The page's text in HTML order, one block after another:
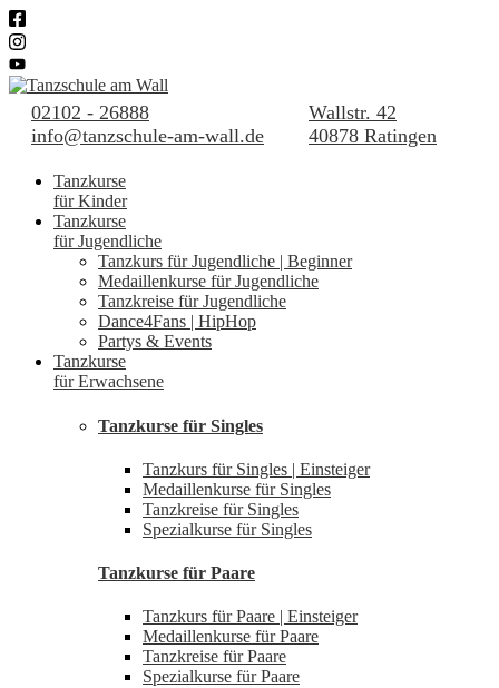
02102 - 26888
info@tanzschule-am-wall.de
Wallstr. 42
40878 Ratingen
Tanzkurse
für Kinder
Tanzkurse
für Jugendliche
Tanzkurs für Jugendliche | Beginner
Medaillenkurse für Jugendliche
Tanzkreise für Jugendliche
Dance4Fans | HipHop
Partys & Events
Tanzkurse
für Erwachsene
Tanzkurse für Singles
Tanzkurs für Singles | Einsteiger
Medaillenkurse für Singles
Tanzkreise für Singles
Spezialkurse für Singles
Tanzkurse für Paare
Tanzkurs für Paare | Einsteiger
Medaillenkurse für Paare
Tanzkreise für Paare
Spezialkurse für Paare